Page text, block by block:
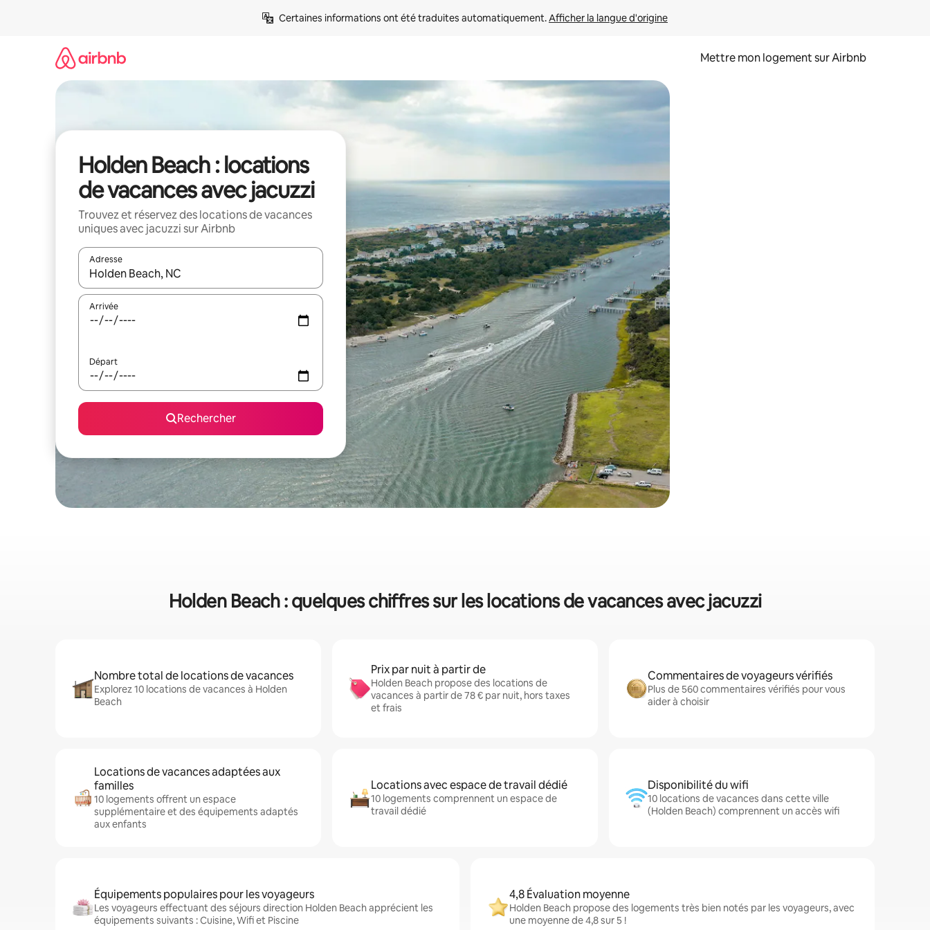
Certaines informations ont été traduites automatiquement. Afficher la langue d'origine
Mettre mon logement sur Airbnb
Holden Beach : locations
de vacances avec jacuzzi
Trouvez et réservez des locations de vacances
uniques avec jacuzzi sur Airbnb
Adresse
Lorsque les résultats s'affichent, utilisez les flèches vers le haut et vers le bas pour les parcourir ou en appuyant et en faisant glisser.
Arrivée
Départ
Rechercher
Holden Beach : quelques chiffres sur les locations de vacances avec jacuzzi
Nombre total de locations de vacances
Explorez 10 locations de vacances à Holden
Beach
Prix par nuit à partir de
Holden Beach propose des locations de
vacances à partir de 78 € par nuit, hors taxes
et frais
Commentaires de voyageurs vérifiés
Plus de 560 commentaires vérifiés pour vous
aider à choisir
Locations de vacances adaptées aux
familles
10 logements offrent un espace
supplémentaire et des équipements adaptés
aux enfants
Locations avec espace de travail dédié
10 logements comprennent un espace de
travail dédié
Disponibilité du wifi
10 locations de vacances dans cette ville
(Holden Beach) comprennent un accès wifi
Équipements populaires pour les voyageurs
Les voyageurs effectuant des séjours direction Holden Beach apprécient les
équipements suivants : Cuisine, Wifi et Piscine
4,8 Évaluation moyenne
Holden Beach propose des logements très bien notés par les voyageurs, avec
une moyenne de 4,8 sur 5 !